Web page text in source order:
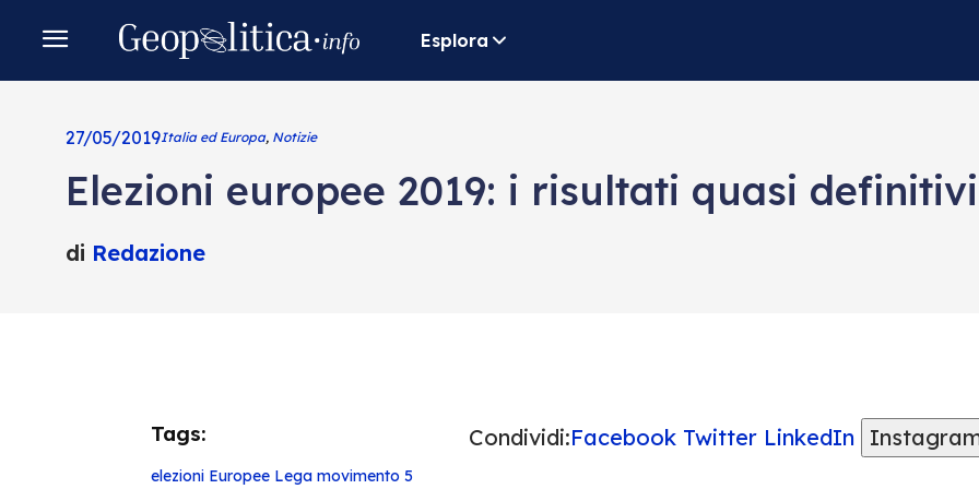
Esplora
27/05/2019Italia ed Europa, Notizie
Elezioni europee 2019: i risultati quasi definitivi
di Redazione
Tags:
elezioni Europee Lega movimento 5
Condividi:Facebook Twitter LinkedIn